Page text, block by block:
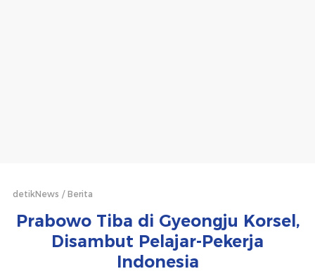
detikNews Berita
Prabowo Tiba di Gyeongju Korsel,
Disambut Pelajar-Pekerja
Indonesia